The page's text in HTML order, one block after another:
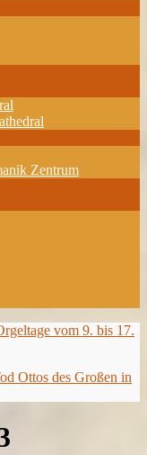
Zentrum
vom 9. bis 17.
Ottos des Großen in